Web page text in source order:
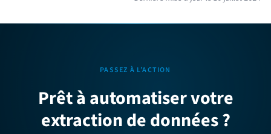
PASSEZ À L’ACTION
Prêt à automatiser votre
extraction de données ?